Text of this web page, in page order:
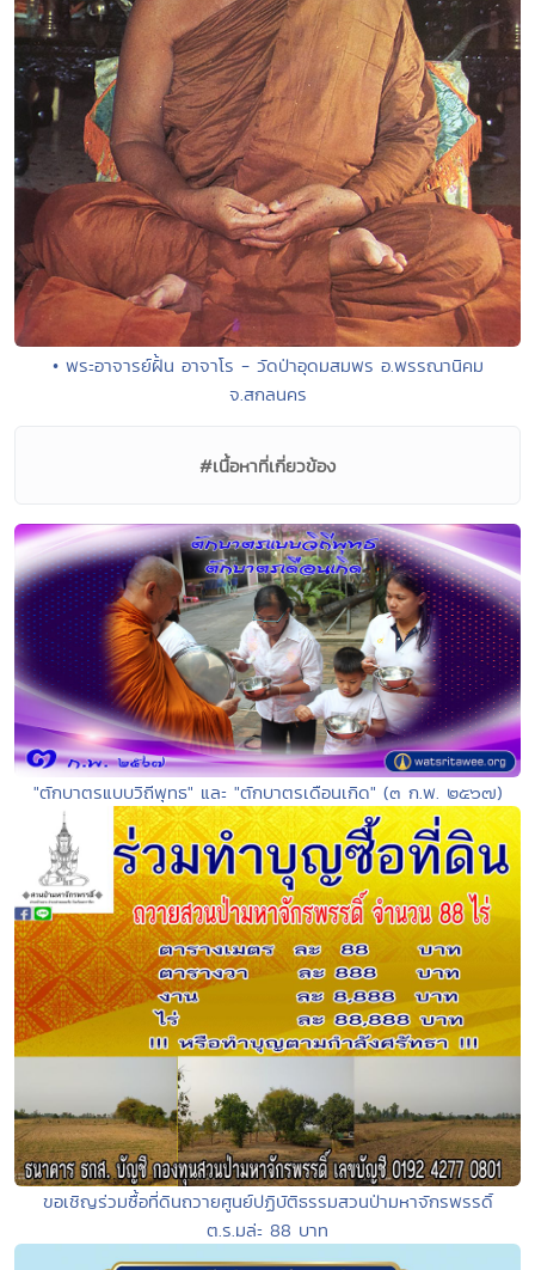
• พระอาจารย์ฝั้น อาจาโร - วัดป่าอุดมสมพร อ.พรรณานิคม
จ.สกลนคร
#เนื้อหาที่เกี่ยวข้อง
"ตักบาตรแบบวิถีพุทธ" และ "ตักบาตรเดือนเกิด" (๓ ก.พ. ๒๕๖๗)
ขอเชิญร่วมซื้อที่ดินถวายศูนย์ปฏิบัติธรรมสวนป่ามหาจักรพรรดิ์
ต.ร.มล่ะ 88 บาท